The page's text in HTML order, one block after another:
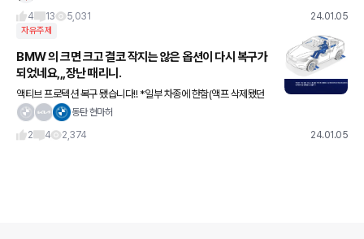
4
13 5,031 24.01.05
자유주제
BMW 의 크면 크고 결코 작지는 않은 옵션이 다시 복구가
되었네요,,,장난 때리니.
액티브 프로텍션 복구 됐습니다!! *일부 차종에 한함(액프 삭제됐던
차량들) 3시리즈, 3투어링, 4시리즈, i4 입니다.
동탄 현마허
2
4 2,374 24.01.05